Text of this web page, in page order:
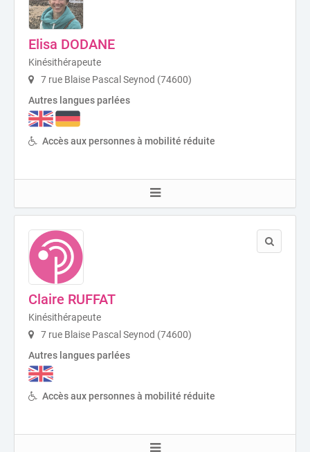
Elisa DODANE
Kinésithérapeute
7 rue Blaise Pascal Seynod (74600)
Autres langues parlées
Accès aux personnes à mobilité réduite
Claire RUFFAT
Kinésithérapeute
7 rue Blaise Pascal Seynod (74600)
Autres langues parlées
Accès aux personnes à mobilité réduite